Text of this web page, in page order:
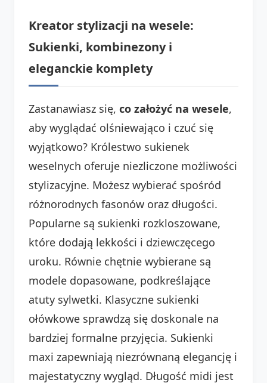
Kreator stylizacji na wesele:
Sukienki, kombinezony i
eleganckie komplety
Zastanawiasz się, co założyć na wesele,
aby wyglądać olśniewająco i czuć się
wyjątkowo? Królestwo sukienek
weselnych oferuje niezliczone możliwości
stylizacyjne. Możesz wybierać spośród
różnorodnych fasonów oraz długości.
Popularne są sukienki rozkloszowane,
które dodają lekkości i dziewczęcego
uroku. Równie chętnie wybierane są
modele dopasowane, podkreślające
atuty sylwetki. Klasyczne sukienki
ołówkowe sprawdzą się doskonale na
bardziej formalne przyjęcia. Sukienki
maxi zapewniają niezrównaną elegancję i
majestatyczny wygląd. Długość midi jest